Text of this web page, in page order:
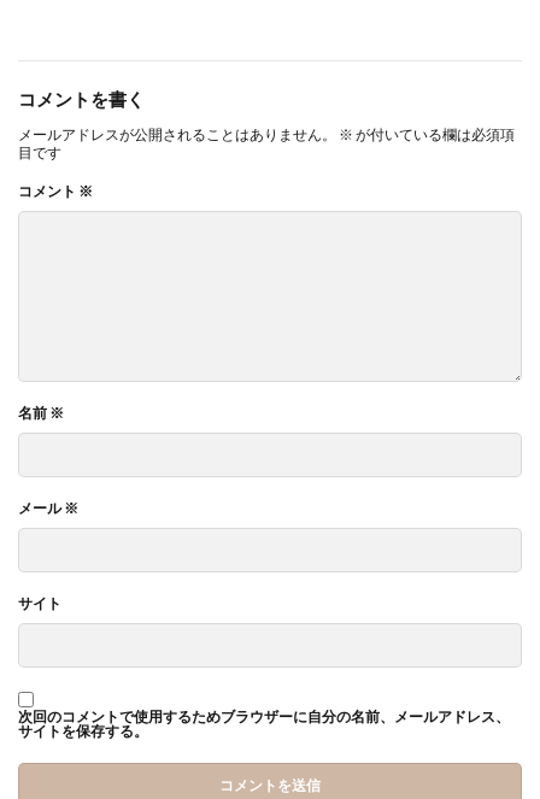
コメントを書く
メールアドレスが公開されることはありません。 ※ が付いている欄は必須項
目です
コメント ※
名前 ※
メール※
サイト
次回のコメントで使用するためブラウザーに自分の名前、メールアドレス、
サイトを保存する。